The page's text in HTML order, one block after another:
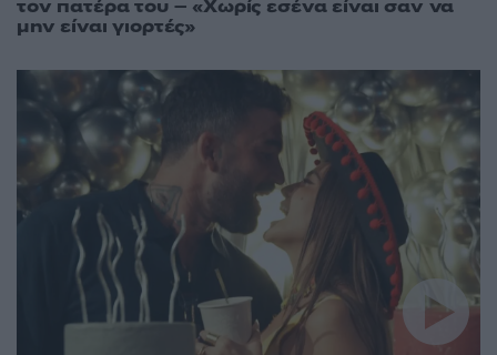
τον πατέρα του – «Χωρίς εσένα είναι σαν να
μην είναι γιορτές»